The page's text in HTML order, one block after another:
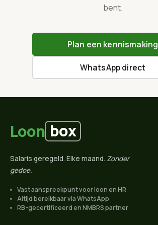
bent.
Plan een kennismaking
WhatsApp direct
Loon box
Salaris geregeld. Elke maand. Zonder
gedoe.
Vast aanspreekpunt voor loon en HR
Altijd bereikbaar via WhatsApp
RB-gecertificeerd en NMBRS partner